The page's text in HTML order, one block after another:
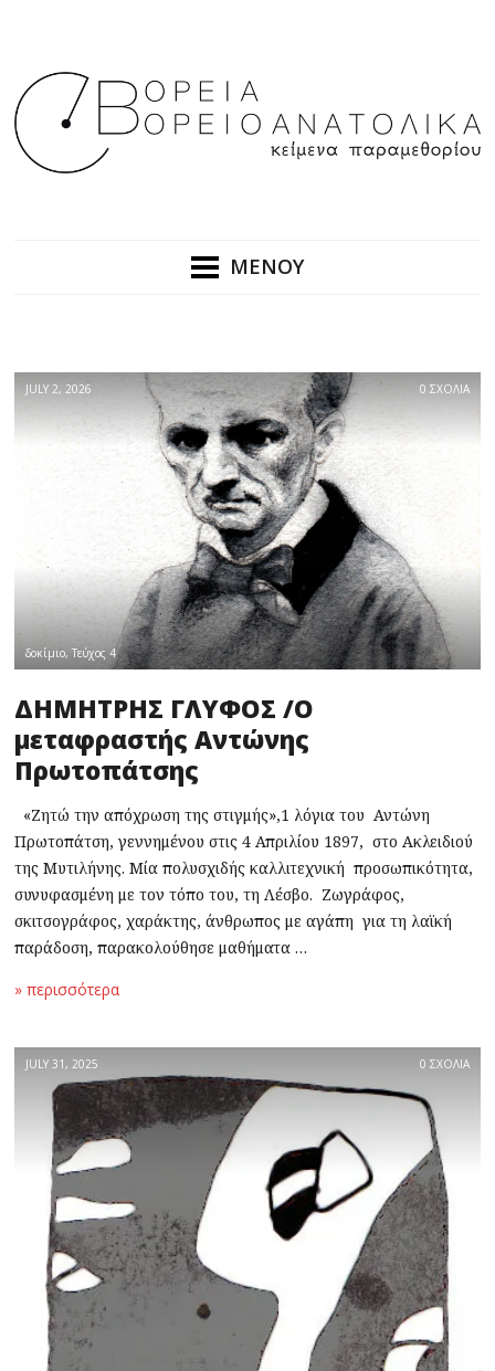
ΜΕΝΟΥ
JULY 2, 2026 0 ΣΧΟΛΙΑ
δοκίμιο,Τεύχος 4
ΔΗΜΗΤΡΗΣ ΓΛΥΦΟΣ /Ο
μεταφραστής Αντώνης
Πρωτοπάτσης
«Ζητώ την απόχρωση της στιγμής»,1 λόγια του Αντώνη
Πρωτοπάτση, γεννημένου στις 4 Απριλίου 1897, στο Ακλειδιού
της Μυτιλήνης. Μία πολυσχιδής καλλιτεχνική προσωπικότητα,
συνυφασμένη με τον τόπο του, τη Λέσβο. Ζωγράφος,
σκιτσογράφος, χαράκτης, άνθρωπος με αγάπη για τη λαϊκή
παράδοση, παρακολούθησε μαθήματα …
» περισσότερα
JULY 31, 2025 0 ΣΧΟΛΙΑ